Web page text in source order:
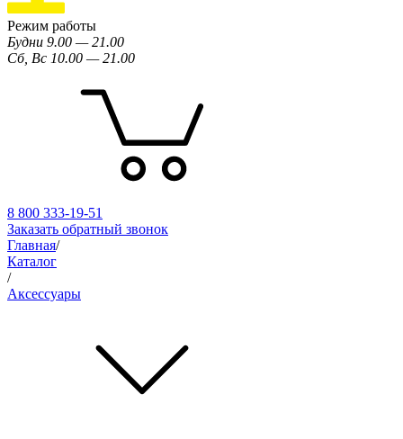
Режим работы
Будни 9.00 — 21.00
Сб, Вс 10.00 — 21.00
8 800 333-19-51
Заказать обратный звонок
Главная/
Каталог
/
Аксессуары